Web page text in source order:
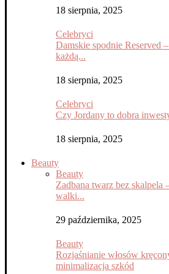
18 sierpnia, 2025
Celebryci
Damskie spodnie Reserved
każdą...
18 sierpnia, 2025
Celebryci
Czy Jordany to dobra
18 sierpnia, 2025
Beauty
Beauty
Zadbana twarz bez skalpela
walki...
29 października, 2025
Beauty
Rozjaśnianie włosów
minimalizacja szkód